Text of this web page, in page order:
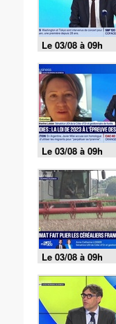
Le 03/08 à 09h
Le 03/08 à 09h
Le 03/08 à 09h